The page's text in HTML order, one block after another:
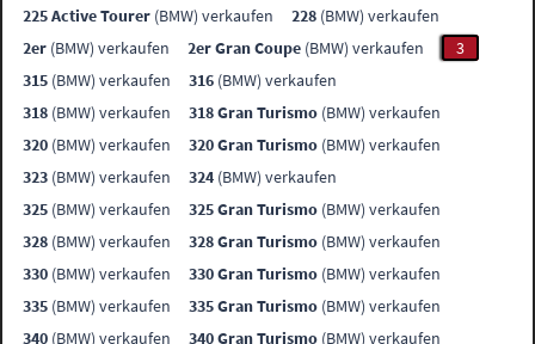
225 Active Tourer (BMW) verkaufen 228 (BMW) verkaufen
2er (BMW) verkaufen 2er Gran Coupe (BMW) verkaufen
3
315 (BMW) verkaufen 316 (BMW) verkaufen
318 (BMW) verkaufen 318 Gran Turismo (BMW) verkaufen
320 (BMW) verkaufen 320 Gran Turismo (BMW) verkaufen
323 (BMW) verkaufen 324 (BMW) verkaufen
325 (BMW) verkaufen 325 Gran Turismo (BMW) verkaufen
328 (BMW) verkaufen 328 Gran Turismo (BMW) verkaufen
330 (BMW) verkaufen 330 Gran Turismo (BMW) verkaufen
335 (BMW) verkaufen 335 Gran Turismo (BMW) verkaufen
340 (BMW) verkaufen 340 Gran Turismo (BMW) verkaufen